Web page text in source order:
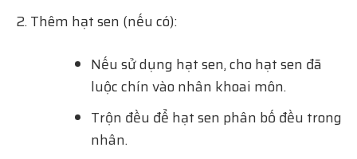
Thêm hạt sen (nếu có):
Nếu sử dụng hạt sen, cho hạt sen đã
luộc chín vào nhân khoai môn.
Trộn đều để hạt sen phân bố đều trong
nhân.